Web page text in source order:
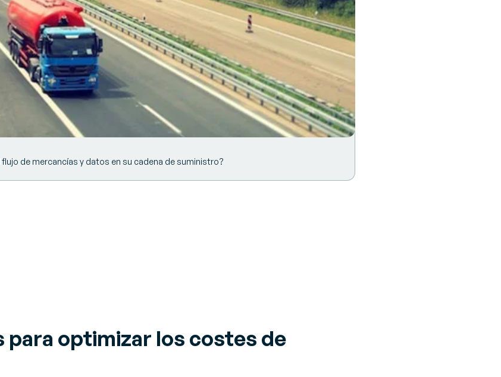
costes de transporte
en tiempo real
58% de los 3PLs
de transporte piensa en invertir en un TMS
de mercancías y datos en su cadena de suministro?
para optimizar los costes de